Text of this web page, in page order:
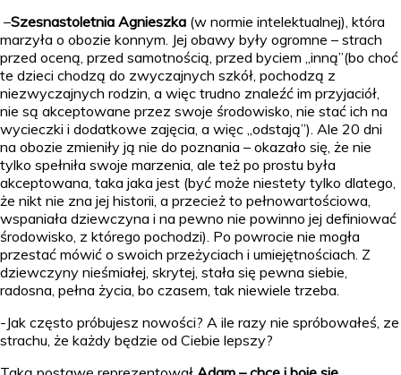
–Szesnastoletnia Agnieszka (w normie intelektualnej), która
marzyła o obozie konnym. Jej obawy były ogromne – strach
przed oceną, przed samotnością, przed byciem „inną”(bo choć
te dzieci chodzą do zwyczajnych szkół, pochodzą z
niezwyczajnych rodzin, a więc trudno znaleźć im przyjaciół,
nie są akceptowane przez swoje środowisko, nie stać ich na
wycieczki i dodatkowe zajęcia, a więc „odstają”). Ale 20 dni
na obozie zmieniły ją nie do poznania – okazało się, że nie
tylko spełniła swoje marzenia, ale też po prostu była
akceptowana, taka jaka jest (być może niestety tylko dlatego,
że nikt nie zna jej historii, a przecież to pełnowartościowa,
wspaniała dziewczyna i na pewno nie powinno jej definiować
środowisko, z którego pochodzi). Po powrocie nie mogła
przestać mówić o swoich przeżyciach i umiejętnościach. Z
dziewczyny nieśmiałej, skrytej, stała się pewna siebie,
radosna, pełna życia, bo czasem, tak niewiele trzeba.
-Jak często próbujesz nowości? A ile razy nie spróbowałeś, ze
strachu, że każdy będzie od Ciebie lepszy?